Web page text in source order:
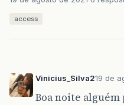
access
Vinicius_Silva219 de
Boa noite